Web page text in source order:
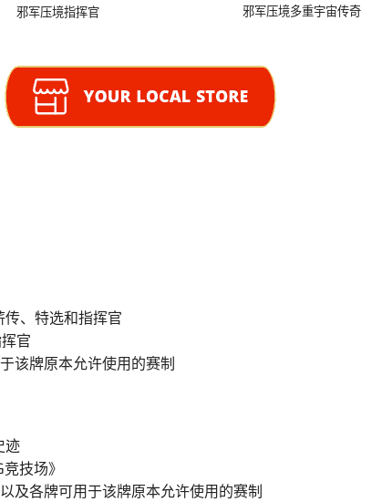
邪军压境指挥官 邪军压境多重宇宙传奇
、特选和指挥官
官
该牌原本允许使用的赛制
迹
技场》
及各牌可用于该牌原本允许使用的赛制